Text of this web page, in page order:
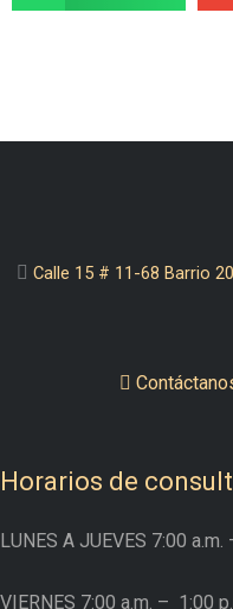
Calle 15 # 11-68 Barrio
Horarios de
LUNES A JUEVES 7:00 a.m.
VIERNES 7:00 a.m. – 1:00